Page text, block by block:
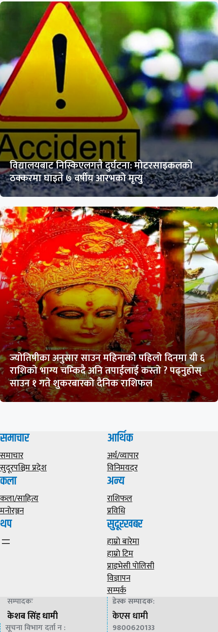
विद्यालयबाट निस्किएलगत्तै दुर्घटना: मोटरसाइकलको
ठक्करमा घाइते ७ वर्षीय आरभको मृत्यु
ज्योतिषीका अनुसार साउन महिनाको पहिलो दिनमा यी ६
राशिको भाग्य चम्किदै अनि तपाईलाई कस्तो ? पढ्नुहोस्
साउन १ गते शुकरबारको दैनिक राशिफल
समाचार
समाचार
सुदूरपश्चिम प्रदेश
आर्थिक
अर्थ/व्यापार
विनिमयदर
कला
कला/साहित्य
मनोरञ्जन
अन्य
राशिफल
प्रविधि
थप सुदूरखबर
हाम्राे बारेमा
हाम्राे टिम
प्राइभेसी पाेलिसी
विज्ञापन
सम्पर्क
सम्पादकः
केशब सिंह धामी
डेस्क सम्पादक:
केएस धामी
सूचना विभाग दर्ता न : 9800620133